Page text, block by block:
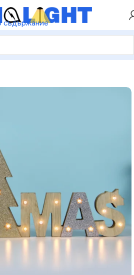
съдържание
ОТ 5%
бат. (2×AAA) IP20 37.5×2.5×18см